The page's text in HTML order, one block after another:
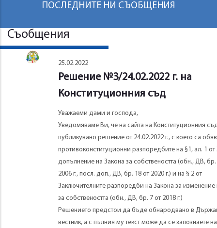
ПОСЛЕДНИТЕ НИ СЪОБЩЕНИЯ
Съобщения
25.02.2022
Решение №3/24.02.2022 г. на
Конституционния съд
Уважаеми дами и господа,
Уведомяваме Ви, че на сайта на Конституционния
публикувано решение от 24.02.2022 г., с което са
противоконституционни разпоредбите на §1, ал. 1 от
допълнение на Закона за собствеността (обн., ДВ, бр.
2006 г., посл. доп., ДВ, бр. 18 от 2020 г.) и на § 2 от
Заключителните разпоредби на Закона за изменение
за собствеността (обн., ДВ, бр. 7 от 2018 г.)
Решението предстои да бъде обнародвано в
вестник, а с пълния му текст може да се запознаете